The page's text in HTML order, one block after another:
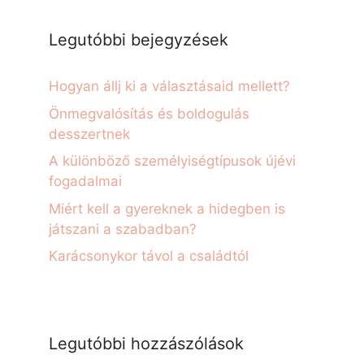
Legutóbbi bejegyzések
Hogyan állj ki a választásaid mellett?
Önmegvalósítás és boldogulás
desszertnek
A különböző személyiségtípusok újévi
fogadalmai
Miért kell a gyereknek a hidegben is
játszani a szabadban?
Karácsonykor távol a családtól
Legutóbbi hozzászólások